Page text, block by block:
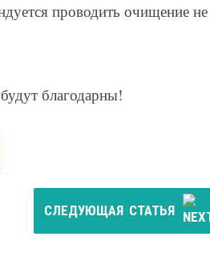
проводить очищение не
благодарны!
СЛЕДУЮЩАЯ СТАТЬЯ